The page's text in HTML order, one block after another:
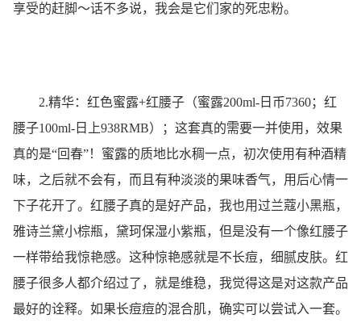
享受的赶脚～话不多说，我会是它们家的死忠粉。
2.精华：红色蜜露+红腰子（蜜露200ml-日币7360；红
腰子100ml-日上938RMB）；这套真的需要一并使用，效果
真的是“回春”！蜜露的质地比水稠一点，初次使用有种酒精
味，之后就不会有，而且有种淡淡的果味香气，用后心情一
下子花开了。红腰子真的是好产品，我也用过兰蔻小黑瓶，
雅诗兰黛小棕瓶，黛珂保湿小紫瓶，但是没有一个像红腰子
一样带给我惊艳感。这种惊艳感就是不长痘，细腻皮肤。红
腰子很多人都介绍过了，就是维稳，我觉得这是对这款产品
最好的诠释。如果长痘痘的混合肌，确实可以尝试入一套。